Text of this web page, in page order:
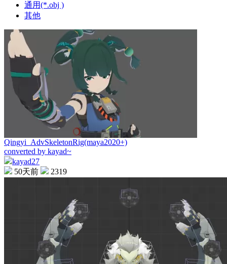
通用(*.obj )
其他
Qingyi_AdvSkeletonRig(maya2020+)
converted by kayad~
kayad27
50天前
2319